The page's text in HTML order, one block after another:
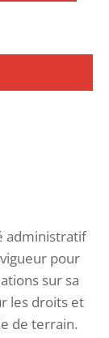
administratif
pour
sur sa
les droits et
de terrain.